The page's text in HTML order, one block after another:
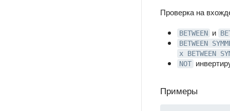
Проверка на
BETWEEN и
BETWEEN
x BETWEEN
NOT
Примеры